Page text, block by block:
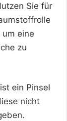
Sie für
eine
zu
ein Pinsel
nicht